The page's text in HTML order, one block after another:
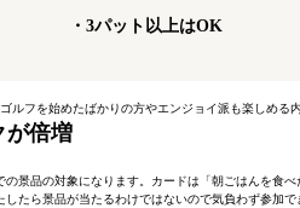
・3パット以上はOK
ルフを始めたばかりの方やエンジョイ派も楽しめる内
が倍増
景品の対象になります。カードは「朝ごはんを食
したら景品が当たるわけではないので気負わず参加で